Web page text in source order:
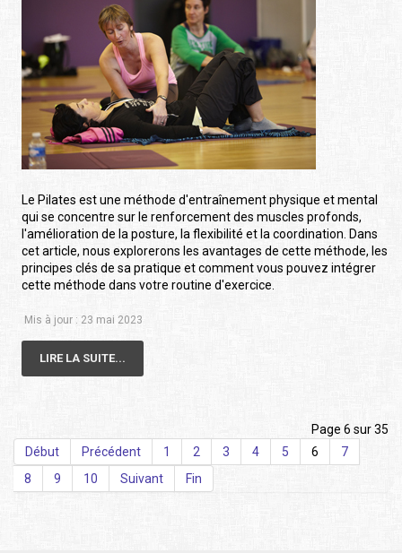
Le Pilates est une méthode d'entraînement physique et mental
qui se concentre sur le renforcement des muscles profonds,
l'amélioration de la posture, la flexibilité et la coordination. Dans
cet article, nous explorerons les avantages de cette méthode, les
principes clés de sa pratique et comment vous pouvez intégrer
cette méthode dans votre routine d'exercice.
Mis à jour : 23 mai 2023
LIRE LA SUITE...
Page 6 sur 35
Début
Précédent 1 2 3 4 5 6
7
8
9 10 Suivant Fin